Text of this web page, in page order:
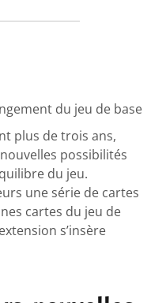
du jeu de base
plus de trois ans,
possibilités
du jeu.
une série de cartes
cartes du jeu de
s’insère